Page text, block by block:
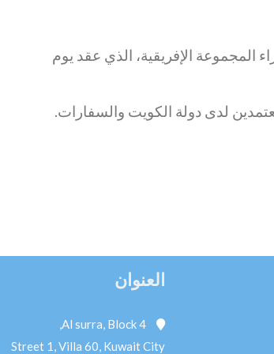
الإفريقية، الذي عقد يوم
لدى دولة الكويت والسفارات.
العنوان
Street 1, Villa 60, Kuwait City